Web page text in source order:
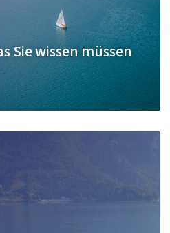
Sie wissen müssen